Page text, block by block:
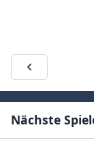
Nächste